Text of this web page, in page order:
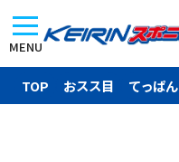
MENU
TOP おスス目 てっぱん